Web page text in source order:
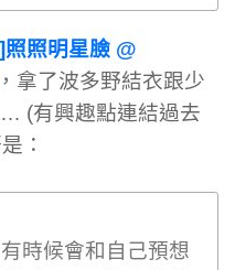
照明星臉 @
拿了波多野結衣跟少
(有興趣點連結過去
：
時候會和自己預想